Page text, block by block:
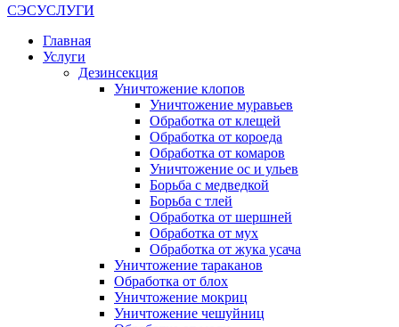
СЭСУСЛУГИ
Главная
Услуги
Дезинсекция
Уничтожение клопов
Уничтожение муравьев
Обработка от клещей
Обработка от короеда
Обработка от комаров
Уничтожение ос и ульев
Борьба с медведкой
Борьба с тлей
Обработка от шершней
Обработка от мух
Обработка от жука усача
Уничтожение тараканов
Обработка от блох
Уничтожение мокриц
Уничтожение чешуйниц